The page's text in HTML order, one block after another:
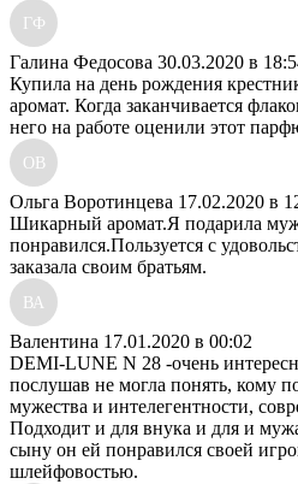
ГФ
Галина Федосова 30.03.2020 в
Купила на день рождения
аромат. Когда заканчивается
него на работе оценили этот
ОВ
Ольга Воротинцева 17.02.2020 в
Шикарный аромат.Я подарила
понравился.Пользуется с
заказала своим братьям.
ВА
Валентина 17.01.2020 в 00:02
DEMI-LUNE N 28 -очень
послушав не могла понять, кому
мужества и интелегентности,
Подходит и для внука и для и
сыну он ей понравился своей
шлейфовостью.